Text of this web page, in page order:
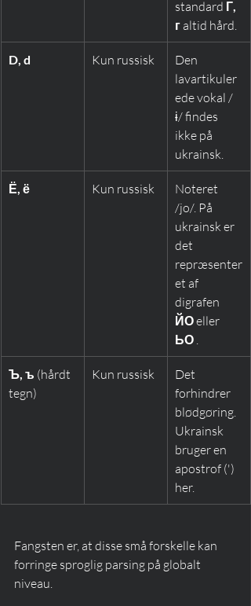
standard Г,
г altid hård.
D, d Kun russisk
Den
lavartikuler
ede vokal /
ɨ/ findes
ikke på
ukrainsk.
Ё, ё Kun russisk
Noteret
/jo/. På
ukrainsk er
det
repræsenter
et af
digrafen
ЙО eller
ЬО
Ъ, ъ (hårdt
tegn)
Kun russisk
Det
forhindrer
blødgøring.
Ukrainsk
bruger en
apostrof (')
her.
Fangsten er, at disse små forskelle kan
forringe sproglig parsing på globalt
niveau.